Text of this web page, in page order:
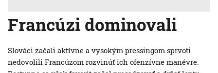
Francúzi dominovali
Slováci začali aktívne a vysokým pressingom sprvoti
nedovolili Francúzom rozvinúť ich ofenzívne manévre.